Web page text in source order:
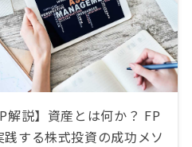
解説】資産とは何か？ FP
践する株式投資の成功メソ